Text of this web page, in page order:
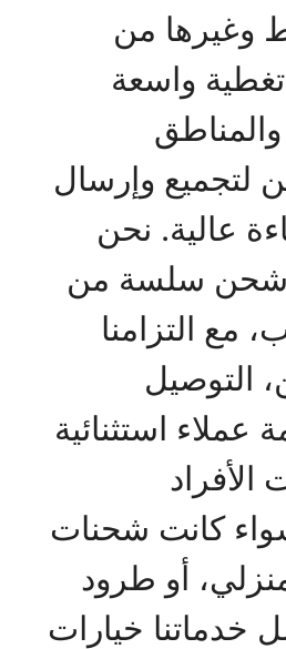
وغيرها من
واسعة
والمناطق
لتجميع وإرسال
عالية. نحن
شحن سلسة من
مع التزامنا
التوصيل
عملاء استثنائية
الأفراد
كانت شحنات
أو طرود
خيارات